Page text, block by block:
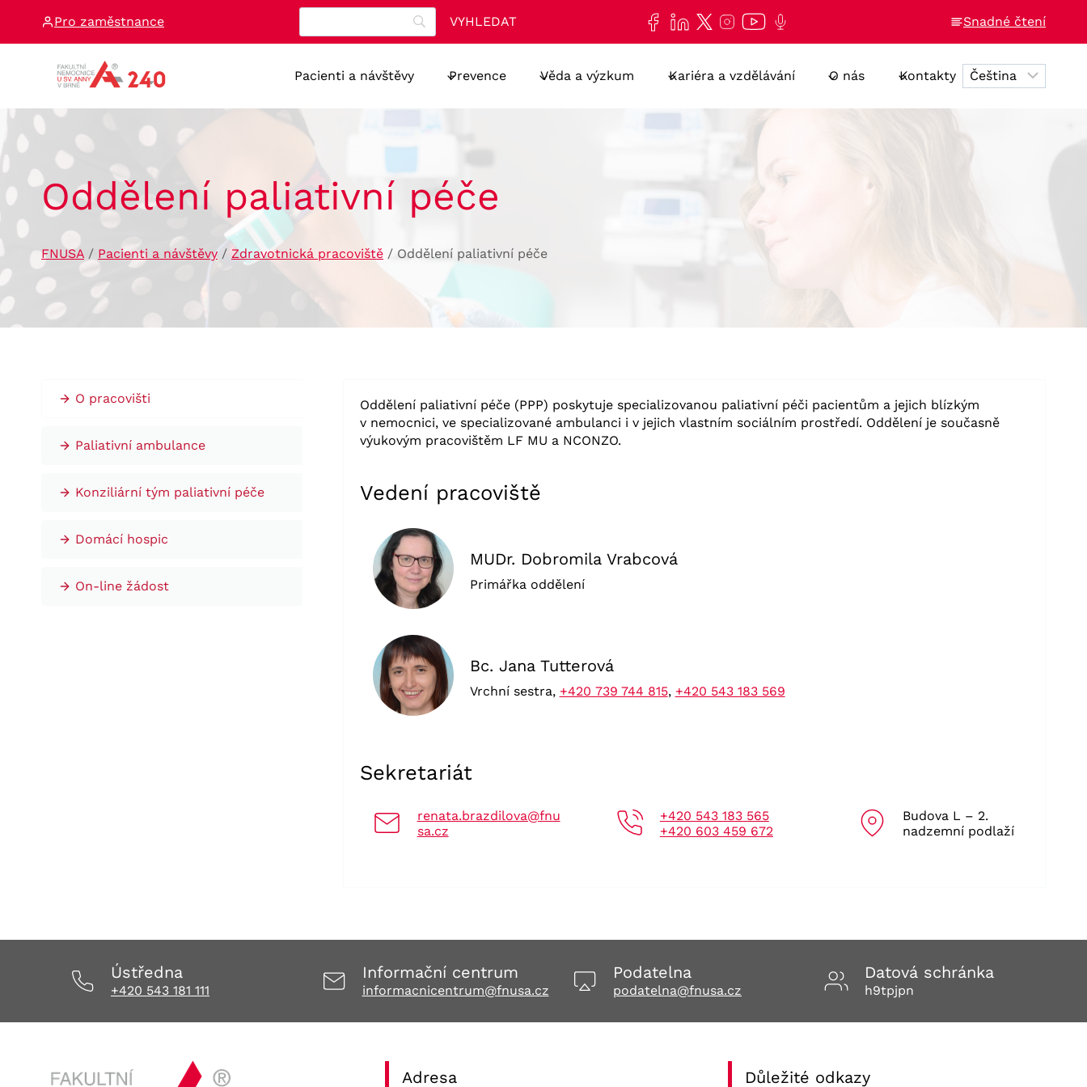
obsah
Pro zaměstnance Snadné čtení
Pacienti a návštěvy Prevence Věda a výzkum Kariéra a vzdělávání O nás Kontakty
Oddělení paliativní péče
FNUSA / Pacienti a návštěvy/ Zdravotnická pracoviště / Oddělení paliativní péče
O pracovišti
Paliativní ambulance
Konziliární tým paliativní péče
Domácí hospic
On-line žádost
Oddělení paliativní péče (PPP) poskytuje specializovanou paliativní péči pacientům a jejich blízkým
v nemocnici, ve specializované ambulanci i v jejich vlastním sociálním prostředí. Oddělení je současně
výukovým pracovištěm LF MU a NCONZO.
Vedení pracoviště
MUDr. Dobromila Vrabcová
Primářka oddělení
Bc. Jana Tutterová
Vrchní sestra, +420 739 744 815, +420 543 183 569
Sekretariát
renata.brazdilova@fnu
sa.cz
+420 543 183 565
+420 603 459 672
Budova L – 2.
nadzemní podlaží
Ústředna
+420 543 181 111
Informační centrum
informacnicentrum@fnusa.cz
Podatelna
podatelna@fnusa.cz
Datová schránka
h9tpjpn
Adresa Důležité odkazy